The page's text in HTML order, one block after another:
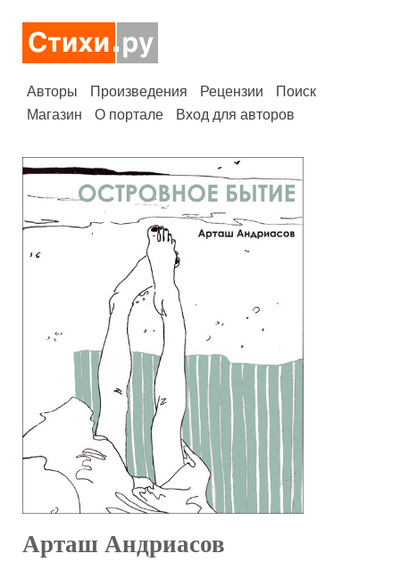
Авторы Произведения Рецензии
Поиск
Магазин
О портале Вход для авторов
Арташ Андриасов